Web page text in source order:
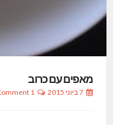
מאפים עם כרוב
7 ביוני 2015 1 Comment